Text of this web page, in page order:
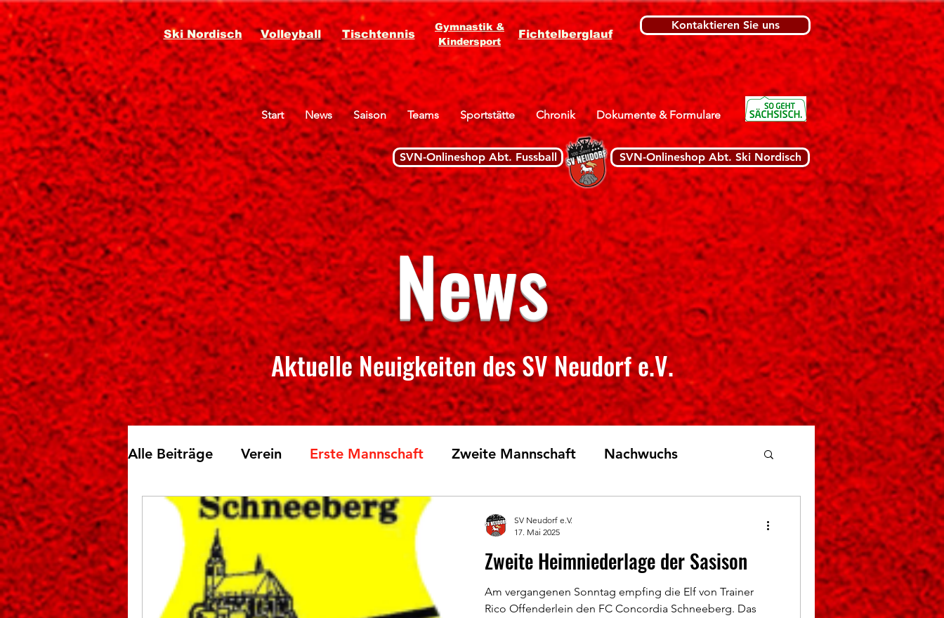
Ski Nordisch Volleyball Tischtennis
Gymnastik &
Kindersport
Fichtelberglauf
Kontaktieren Sie uns
Start News Saison Teams Sportstätte Chronik Dokumente & Formulare
SVN-Onlineshop Abt. Fussball SVN-Onlineshop Abt. Ski Nordisch
News
Aktuelle Neuigkeiten des SV Neudorf e.V.
Alle Beiträge Verein Erste Mannschaft Zweite Mannschaft Nachwuchs
Skilanglauf Fichtelberglauf Tischtennis
Zweite Heimniederlage der Sasison
Am vergangenen Sonntag empfing die Elf von Trainer
Rico Offenderlein den FC Concordia Schneeberg. Das
SV Neudorf e.V.
17. Mai 2025